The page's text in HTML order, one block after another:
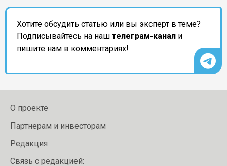
Хотите обсудить статью или вы эксперт в теме?
Подписывайтесь на наш телеграм-канал и
пишите нам в комментариях!
О проекте
Партнерам и инвесторам
Редакция
Связь с редакцией: